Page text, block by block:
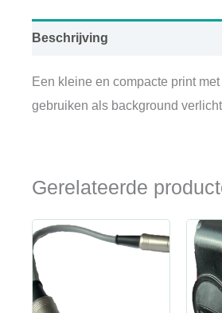
Beschrijving
Een kleine en compacte print
gebruiken als background
Gerelateerde